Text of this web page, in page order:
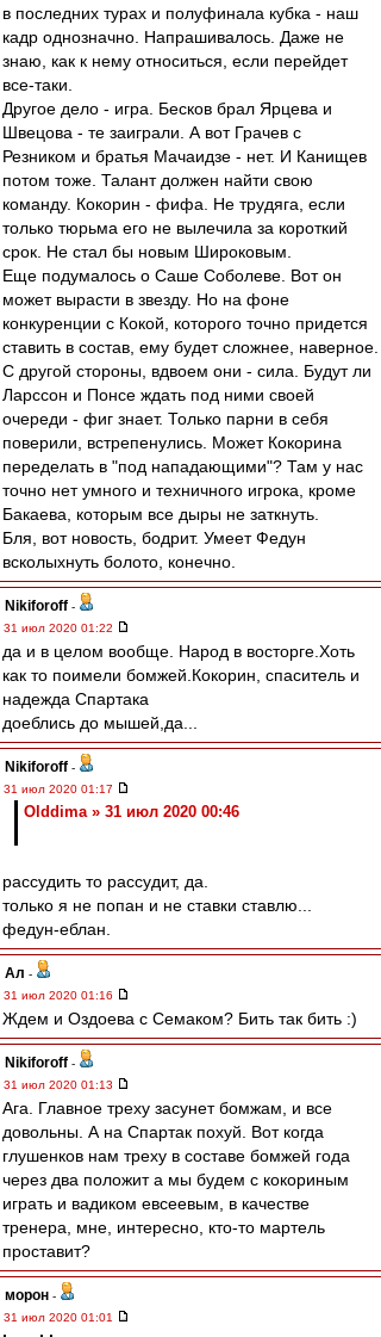
в последних турах и полуфинала кубка - наш
кадр однозначно. Напрашивалось. Даже не
знаю, как к нему относиться, если перейдет
все-таки.
Другое дело - игра. Бесков брал Ярцева и
Швецова - те заиграли. А вот Грачев с
Резником и братья Мачаидзе - нет. И Канищев
потом тоже. Талант должен найти свою
команду. Кокорин - фифа. Не трудяга, если
только тюрьма его не вылечила за короткий
срок. Не стал бы новым Широковым.
Еще подумалось о Саше Соболеве. Вот он
может вырасти в звезду. Но на фоне
конкуренции с Кокой, которого точно придется
ставить в состав, ему будет сложнее, наверное.
С другой стороны, вдвоем они - сила. Будут ли
Ларссон и Понсе ждать под ними своей
очереди - фиг знает. Только парни в себя
поверили, встрепенулись. Может Кокорина
переделать в "под нападающими"? Там у нас
точно нет умного и техничного игрока, кроме
Бакаева, которым все дыры не заткнуть.
Бля, вот новость, бодрит. Умеет Федун
всколыхнуть болото, конечно.
Nikiforoff -
31 июл 2020 01:22
да и в целом вообще. Народ в восторге.Хоть
как то поимели бомжей.Кокорин, спаситель и
надежда Спартака
доеблись до мышей,да...
Nikiforoff -
31 июл 2020 01:17
Olddima » 31 июл 2020 00:46
рассудить то рассудит, да.
только я не попан и не ставки ставлю...
федун-еблан.
Ал -
31 июл 2020 01:16
Ждем и Оздоева с Семаком? Бить так бить :)
Nikiforoff -
31 июл 2020 01:13
Ага. Главное треху засунет бомжам, и все
довольны. А на Спартак похуй. Вот когда
глушенков нам треху в составе бомжей года
через два положит а мы будем с кокориным
играть и вадиком евсеевым, в качестве
тренера, мне, интересно, кто-то мартель
проставит?
морон -
31 июл 2020 01:01